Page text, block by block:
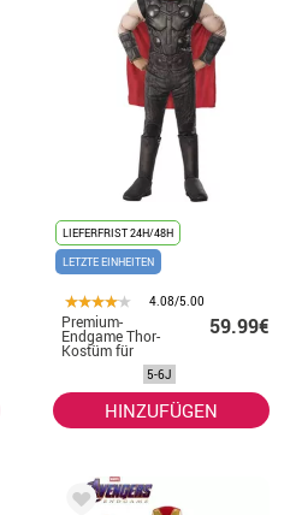
LIEFERFRIST 24H/48H
LETZTE EINHEITEN
4.08/5.00
Premium-
Endgame Thor-
Kostüm für
59.99€
5-6J
HINZUFÜGEN